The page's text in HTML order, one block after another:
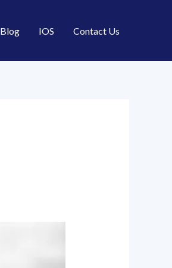
Blog IOS Contact Us